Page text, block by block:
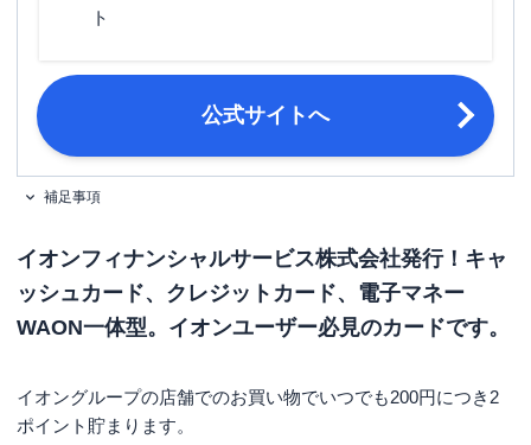
ポイント名
18歳以上で電話連絡可能な方。※高校
生の方は、卒業年度の1月1日以降であ
ればお申込みいただけます。
写真付き ・パスポート※日本国政府
ト
公式サイトへ
補足事項
イオンフィナンシャルサービス株式会社発行！キャ
ッシュカード、クレジットカード、電子マネー
WAON一体型。イオンユーザー必見のカードです。
イオングループの店舗でのお買い物でいつでも200円につき2
ポイント貯まります。